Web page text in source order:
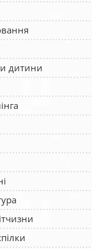
дитини